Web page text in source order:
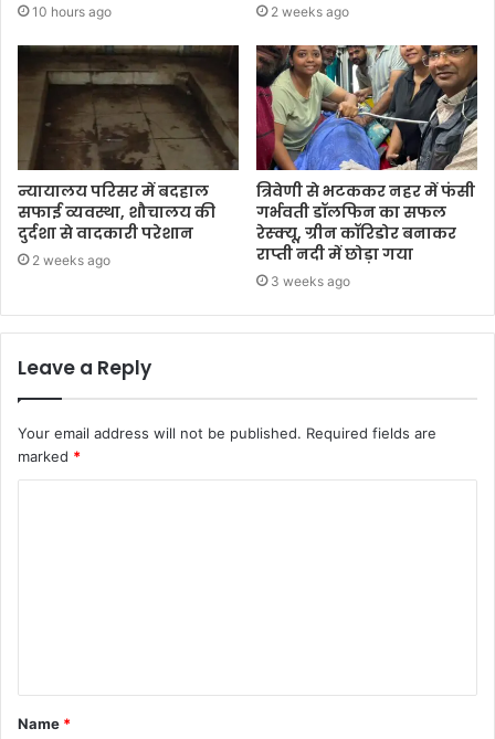
10 hours ago 2 weeks ago
न्यायालय परिसर में बदहाल
सफाई व्यवस्था, शौचालय की
दुर्दशा से वादकारी परेशान
2 weeks ago
त्रिवेणी से भटककर नहर में फंसी
गर्भवती डॉलफिन का सफल
रेस्क्यू, ग्रीन कॉरिडोर बनाकर
राप्ती नदी में छोड़ा गया
3 weeks ago
Leave a Reply
Your email address will not be published. Required fields are
marked *
Name *